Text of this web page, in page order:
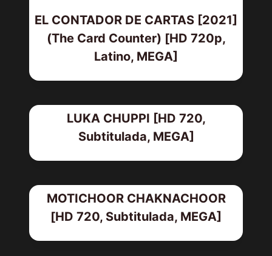
EL CONTADOR DE CARTAS [2021]
(The Card Counter) [HD 720p,
Latino, MEGA]
LUKA CHUPPI [HD 720,
Subtitulada, MEGA]
MOTICHOOR CHAKNACHOOR
[HD 720, Subtitulada, MEGA]